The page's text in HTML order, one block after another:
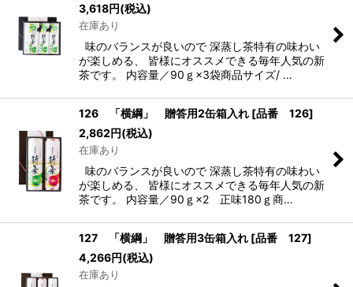
3,618円(税込)
在庫あり
味のバランスが良いので 深蒸し茶特有の味わい
が楽しめる、 皆様にオススメできる毎年人気の新
茶です。 内容量／90ｇ×3袋商品サイズ/ …
126 「横綱」 贈答用2缶箱入れ [品番 126]
2,862円(税込)
在庫あり
味のバランスが良いので 深蒸し茶特有の味わい
が楽しめる、 皆様にオススメできる毎年人気の新
茶です。 内容量／90ｇ×2 正味180ｇ商…
127 「横綱」 贈答用3缶箱入れ [品番 127]
4,266円(税込)
在庫あり